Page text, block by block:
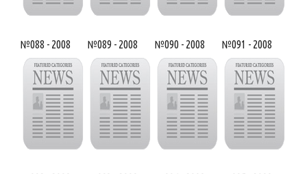
№088 - 2008 №089 - 2008 №090 - 2008 №091 - 2008